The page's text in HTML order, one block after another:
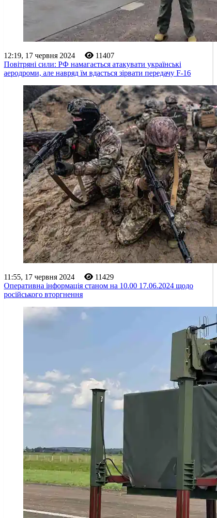
12:19, 17 червня 2024
11407
Повітряні сили: РФ намагається атакувати українські
аеродроми, але навряд їм вдасться зірвати передачу F-16
11:55, 17 червня 2024
11429
Оперативна інформація станом на 10.00 17.06.2024 щодо
російського вторгнення